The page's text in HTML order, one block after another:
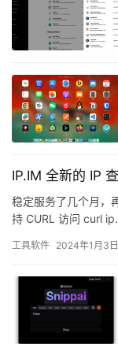
IP.IM 全新的 IP
稳定服务了几个月，
持 CURL 访问 curl
工具软件 2024年1月3日